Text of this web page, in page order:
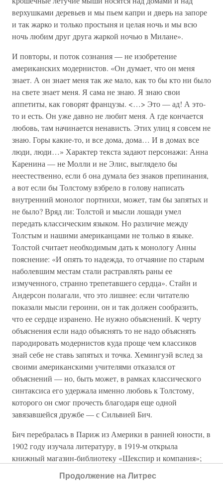
верхушками деревьев и мы пьем капри и дверь на запоре
и так жарко и только простыня и целая ночь и мы всю
ночь любим друг друга жаркой ночью в Милане».
И повторы, и поток сознания — не изобретение
американских модернистов. «Он думает, что он меня
знает. А он знает меня так же мало, как то бы кто ни было
на свете знает меня. Я сама не знаю. Я знаю свои
аппетиты, как говорят французы. <…> Это — ад! А это-
то и есть. Он уже давно не любит меня. А где кончается
любовь, там начинается ненависть. Этих улиц я совсем не
знаю. Горы какие-то, и все дома, дома… И в домах все
люди, люди…» Характер текста задают персонажи: Анна
Каренина — не Молли и не Элис, выглядело бы
неестественно, если б она думала без знаков препинания,
а вот если бы Толстому взбрело в голову написать
внутренний монолог портнихи, может, там бы запятых и
не было? Вряд ли: Толстой и мысли лошади умел
передать классическим языком. Но различие между
Толстым и нашими американцами не только в языке.
Толстой считает необходимым дать к монологу Анны
пояснение: «И опять то надежда, то отчаяние по старым
наболевшим местам стали растравлять раны ее
измученного, странно трепетавшего сердца». Стайн и
Андерсон полагали, что это лишнее: если читателю
показали мысли героини, он и так должен сообразить,
что ее сердце изранено. Не нужно объяснений. К черту
объяснения если надо объяснять то не надо объяснять
пародировать модернистов куда проще чем классиков
знай себе не ставь запятых и точка. Хемингуэй вслед за
своими американскими учителями отказался от
объяснений — но, быть может, в рамках классического
синтаксиса его удержала именно любовь к Толстому,
которого он смог прочесть благодаря еще одной
завязавшейся дружбе — с Сильвией Бич.
Бич перебралась в Париж из Америки в ранней юности, в
1902 году изучала литературу, в 1919-м открыла
книжный магазин-библиотеку «Шекспир и компания»;
находившейся на улице Одеон). Сильвия
Продолжение на Литрес